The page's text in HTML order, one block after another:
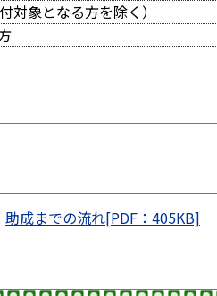
象となる方を除く）
助成までの流れ[PDF：405KB]